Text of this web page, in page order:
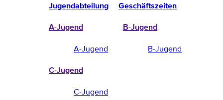
Jugendabteilung Geschäftszeiten
A-Jugend
A-Jugend
B-Jugend
B-Jugend
C-Jugend
C-Jugend